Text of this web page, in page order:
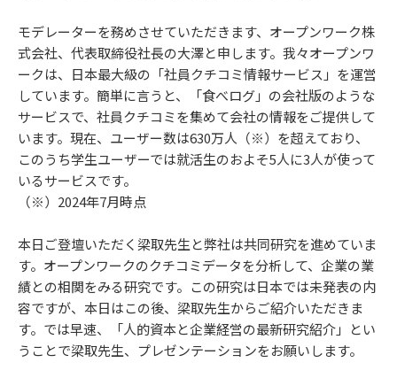
モデレーターを務めさせていただきます、オープンワーク株
式会社、代表取締役社長の大澤と申します。我々オープンワ
ークは、日本最大級の「社員クチコミ情報サービス」を運営
しています。簡単に言うと、「食べログ」の会社版のような
サービスで、社員クチコミを集めて会社の情報をご提供して
います。現在、ユーザー数は630万人（※）を超えており、
このうち学生ユーザーでは就活生のおよそ5人に3人が使って
いるサービスです。
（※）2024年7月時点
本日ご登壇いただく梁取先生と弊社は共同研究を進めていま
す。オープンワークのクチコミデータを分析して、企業の業
績との相関をみる研究です。この研究は日本では未発表の内
容ですが、本日はこの後、梁取先生からご紹介いただきま
す。では早速、「人的資本と企業経営の最新研究紹介」とい
うことで梁取先生、プレゼンテーションをお願いします。